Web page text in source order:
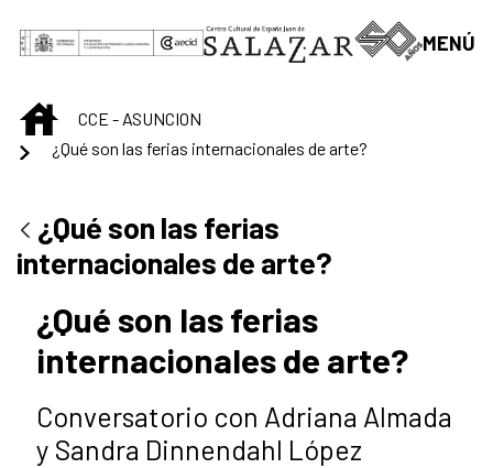
Saltar al contenido principal
MENÚ
INICIOCCE - ASUNCION
¿Qué son las ferias internacionales de arte?
¿Qué son las ferias
internacionales de arte?
¿Qué son las ferias
internacionales de arte?
Conversatorio con Adriana Almada
y Sandra Dinnendahl López